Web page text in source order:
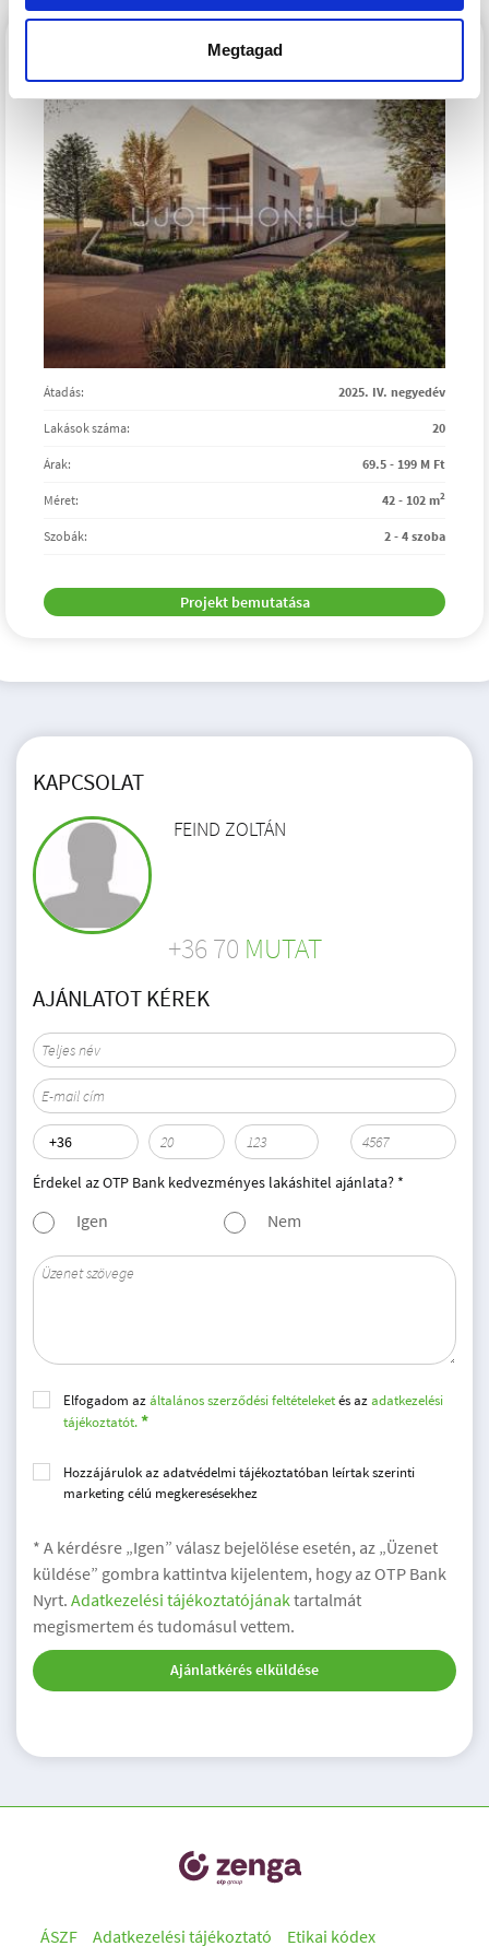
Megtagad
SZÁRAZVÖLGY LAKÓPARK
Átadás: 2025. IV. negyedév
Lakások száma: 20
Árak: 69.5 - 199 M Ft
Méret: 42 - 102 m2
Szobák: 2 - 4 szoba
Projekt bemutatása
KAPCSOLAT
FEIND ZOLTÁN
+36 70 MUTAT
AJÁNLATOT KÉREK
Érdekel az OTP Bank kedvezményes lakáshitel ajánlata? *
Igen Nem
Elfogadom azáltalános szerződési feltételeketés azadatkezelési
tájékoztatót.
Hozzájárulok az adatvédelmi tájékoztatóban leírtak szerinti
marketing célú megkeresésekhez
* A kérdésre „Igen” válasz bejelölése esetén, az „Üzenet
küldése” gombra kattintva kijelentem, hogy az OTP Bank
Nyrt. Adatkezelési tájékoztatójánaktartalmát
megismertem és tudomásul vettem.
Ajánlatkérés elküldése
ÁSZF Adatkezelési tájékoztató Etikai kódex